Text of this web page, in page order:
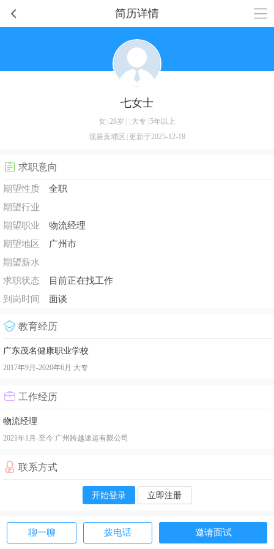
简历详情
聊一聊 拨电话 邀请面试
七女士
女 28岁 大专 5年以上
现居黄埔区
更新于2025-12-18
求职意向
期望性质
全职
期望行业
期望职业
物流经理
期望地区
广州市
期望薪水
求职状态
目前正在找工作
到岗时间
面谈
教育经历
广东茂名健康职业学校
2017年9月-2020年6月 大专
工作经历
物流经理
2021年1月-至今 广州跨越速运有限公司
联系方式
开始登录 立即注册